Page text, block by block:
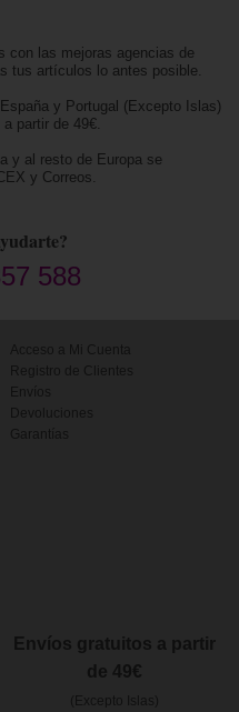
con las mejoras agencias de
tus artículos lo antes posible.
y Portugal (Excepto Islas)
partir de 49€.
y al resto de Europa se
y Correos.
588
Acceso a Mi Cuenta
Registro de Clientes
Envíos
Devoluciones
Garantías
Envíos gratuitos a partir
de 49€
(Excepto Islas)